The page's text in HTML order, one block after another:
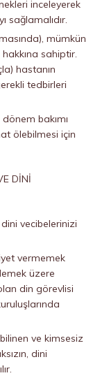
inceleyerek
sağlamalıdır.
mümkün
sahiptir.
hastanın
tedbirleri
bakımı
ölebilmesi için
DİNİ
vecibelerinizi
vermemek
üzere
din görevlisi
ve kimsesiz
dini